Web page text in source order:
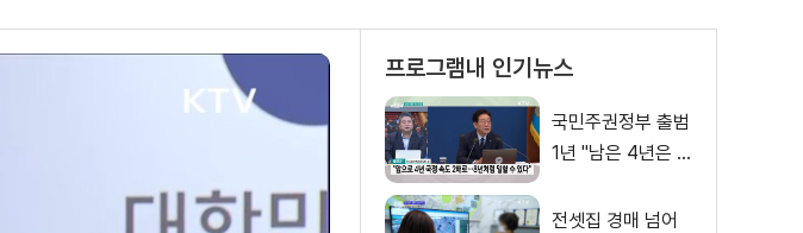
프로그램내 인기뉴스
국민주권정부 출범
1년 "남은 4년은 8
전셋집 경매 넘어